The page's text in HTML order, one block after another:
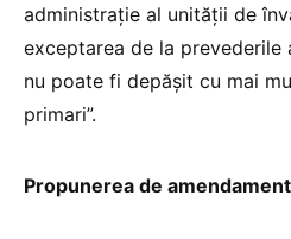
administrație al unității de
exceptarea de la prevederile
nu poate fi depășit cu mai
primari”.
Propunerea de